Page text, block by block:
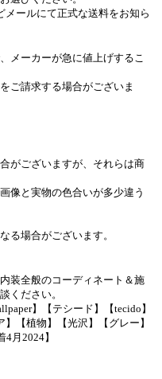
ールにて正式な送料をお知ら
メーカーが急に値上げするこ
ご請求する場合がございま
がございますが、それらは商
像と実物の色合いが多少違う
る場合がございます。
装全般のコーディネート＆施
ください。
】【テシード】【tecido】
】【植物】【光沢】【グレー】
4月2024】